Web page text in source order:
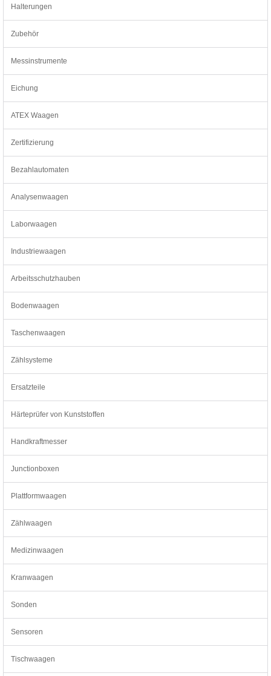
Halterungen
Zubehör
Messinstrumente
Eichung
ATEX Waagen
Zertifizierung
Bezahlautomaten
Analysenwaagen
Laborwaagen
Industriewaagen
Arbeitsschutzhauben
Bodenwaagen
Taschenwaagen
Zählsysteme
Ersatzteile
Härteprüfer von Kunststoffen
Handkraftmesser
Junctionboxen
Plattformwaagen
Zählwaagen
Medizinwaagen
Kranwaagen
Sonden
Sensoren
Tischwaagen